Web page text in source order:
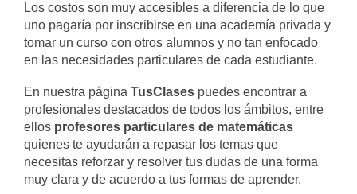
Los costos son muy accesibles a diferencia de lo que
uno pagaría por inscribirse en una academía privada y
tomar un curso con otros alumnos y no tan enfocado
en las necesidades particulares de cada estudiante.
En nuestra página TusClases puedes encontrar a
profesionales destacados de todos los ámbitos, entre
ellos profesores particulares de matemáticas
quienes te ayudarán a repasar los temas que
necesitas reforzar y resolver tus dudas de una forma
muy clara y de acuerdo a tus formas de aprender.